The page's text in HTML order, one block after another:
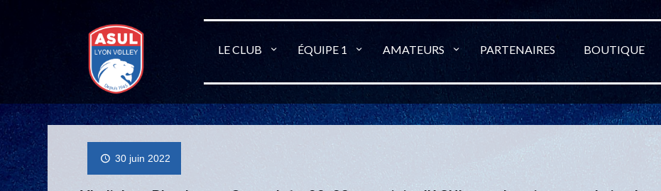
LE CLUB ÉQUIPE 1 AMATEURS PARTENAIRES BOUTIQUE
30 juin 2022